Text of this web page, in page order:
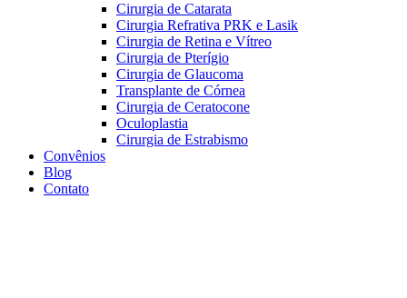
Cirurgia de Catarata
Cirurgia Refrativa PRK e Lasik
Cirurgia de Retina e Vítreo
Cirurgia de Pterígio
Cirurgia de Glaucoma
Transplante de Córnea
Cirurgia de Ceratocone
Oculoplastia
Cirurgia de Estrabismo
Convênios
Blog
Contato